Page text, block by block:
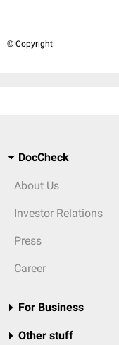
© Copyright
DocCheck
About Us
Investor Relations
Press
Career
For Business
Other stuff